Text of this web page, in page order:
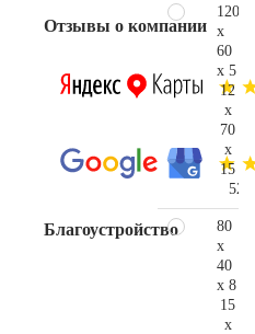
Отзывы о компании
Благоустройство
120
x
60
x 5
12
x
70
x
15
80
x
40
x 8
15
x